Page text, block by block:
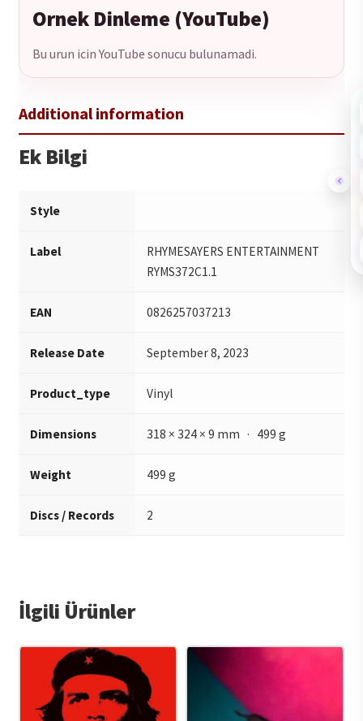
2.5 - Saturn Missiles
2.6 - Tetra
Ornek Dinleme (YouTube)
Bu urun icin YouTube sonucu bulunamadi.
Ek Bilgi
Style
Label
RHYMESAYERS ENTERTAINMENT
RYMS372C1.1
EAN 0826257037213
Release Date September 8, 2023
Product_type Vinyl
Dimensions 318 × 324 × 9 mm · 499 g
Weight 499 g
Discs / Records 2
İlgili Ürünler